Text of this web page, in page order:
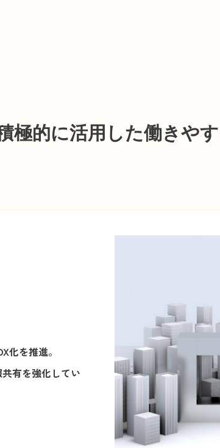
極的に活用した働きや
化を推進。
有を強化してい